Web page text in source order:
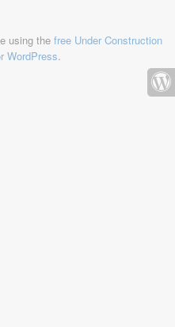
using the free Under Construction
WordPress.